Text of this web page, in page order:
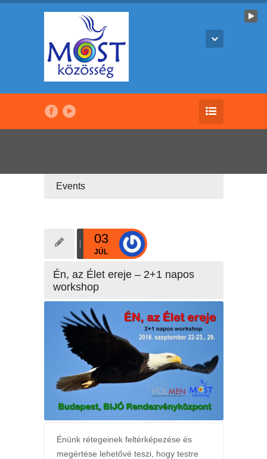
Events
03
JÚL
Én, az Élet ereje – 2+1 napos
workshop
Énünk rétegeinek feltérképezése és
megértése lehetővé teszi, hogy testre